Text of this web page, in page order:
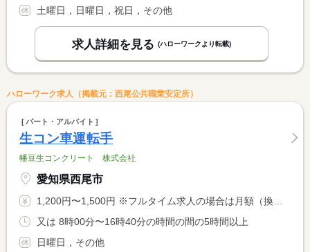
土曜日，日曜日，祝日，その他
求人詳細を見る (ハローワークより転載)
ハローワーク求人（掲載元：西尾公共職業安定所）
パート・アルバイト
生コン車運転手
幡豆生コンクリート 株式会社
愛知県西尾市
1,200円〜1,500円 ※フルタイム求人の場合は月額（換算額）、パート求人の場合は時間額を表示しています。
又は 8時00分〜16時40分の時間の間の5時間以上
日曜日，その他